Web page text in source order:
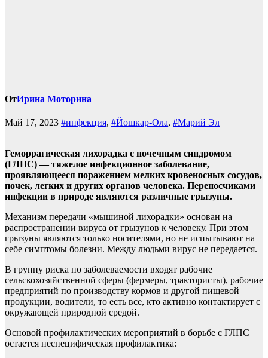
ОтИрина Моторина
Май 17, 2023 #инфекция, #Йошкар-Ола, #Марий Эл
Геморрагическая лихорадка с почечным синдромом
(ГЛПС) — тяжелое инфекционное заболевание,
проявляющееся поражением мелких кровеносных сосудов,
почек, легких и других органов человека. Переносчиками
инфекции в природе являются различные грызуны.
Механизм передачи «мышиной лихорадки» основан на
распространении вируса от грызунов к человеку. При этом
грызуны являются только носителями, но не испытывают на
себе симптомы болезни. Между людьми вирус не передается.
В группу риска по заболеваемости входят рабочие
сельскохозяйственной сферы (фермеры, трактористы), рабочие
предприятий по производству кормов и другой пищевой
продукции, водители, то есть все, кто активно контактирует с
окружающей природной средой.
Основой профилактических мероприятий в борьбе с ГЛПС
остается неспецифическая профилактика: